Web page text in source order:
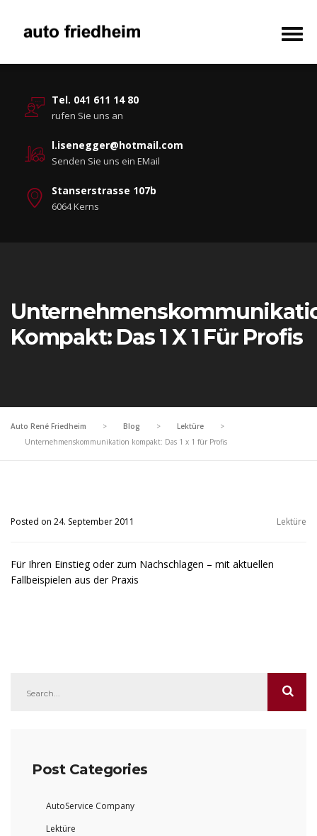
Tel. 041 611 14 80
rufen Sie uns an
l.isenegger@hotmail.com
Senden Sie uns ein EMail
Stanserstrasse 107b
6064 Kerns
Kompakt: Das 1 X 1 Für Profis
Auto René Friedheim > Blog > Lektüre
>
Unternehmenskommunikation kompakt: Das 1 x 1 für Profis
Posted on 24. September 2011 Lektüre
Für Ihren Einstieg oder zum Nachschlagen – mit aktuellen
Fallbeispielen aus der Praxis
Post Categories
AutoService Company
Lektüre